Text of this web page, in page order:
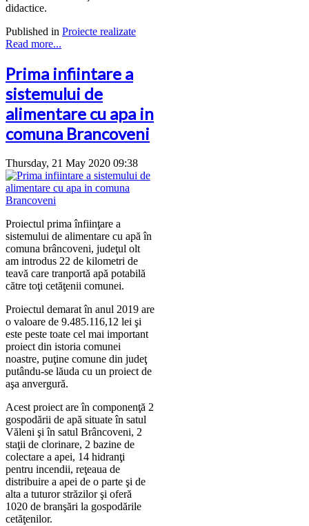
didactice.
Published in Proiecte realizate
Read more...
Prima infiintare a
sistemului de
alimentare cu apa in
comuna Brancoveni
Thursday, 21 May 2020 09:38
Proiectul prima înfiinţare a
sistemului de alimentare cu apă în
comuna brâncoveni, judeţul olt
am introdus 22 de kilometri de
teavă care tranportă apă potabilă
către toţi cetăţenii comunei.
Proiectul demarat în anul 2019 are
o valoare de 9.485.116,12 lei şi
este peste toate cel mai important
proiect din istoria comunei
noastre, puţine comune din judeţ
putându-se lăuda cu un proiect de
aşa anvergură.
Acest proiect are în componenţă 2
gospodării de apă situate în satul
Văleni şi în satul Brâncoveni, 2
staţii de clorinare, 2 bazine de
colectare a apei, 14 hidranţi
pentru incendii, reţeaua de
distribuire a apei de o parte şi de
alta a tuturor străzilor şi oferă
1020 de branşări la gospodările
cetăţenilor.